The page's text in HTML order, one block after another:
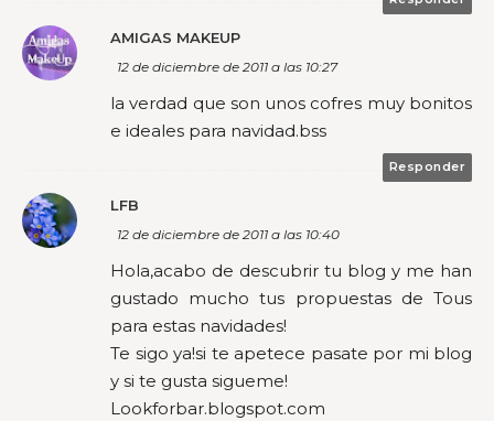
AMIGAS MAKEUP
12 de diciembre de 2011 a las 10:27
la verdad que son unos cofres muy bonitos
e ideales para navidad.bss
Responder
LFB
12 de diciembre de 2011 a las 10:40
Hola,acabo de descubrir tu blog y me han
gustado mucho tus propuestas de Tous
para estas navidades!
Te sigo ya!si te apetece pasate por mi blog
y si te gusta sigueme!
Lookforbar.blogspot.com